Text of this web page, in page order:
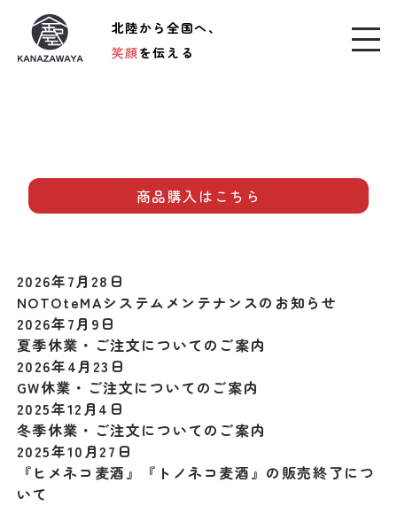
北陸から全国へ、
笑顔を伝える
商品購入はこちら
2026年7月28日
NOTOteMAシステムメンテナンスのお知らせ
2026年7月9日
夏季休業・ご注文についてのご案内
2026年4月23日
GW休業・ご注文についてのご案内
2025年12月4日
冬季休業・ご注文についてのご案内
2025年10月27日
『ヒメネコ麦酒』『トノネコ麦酒』の販売終了につ
いて